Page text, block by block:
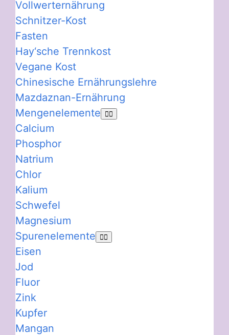
Vollwerternährung
Schnitzer-Kost
Fasten
Hay‘sche Trennkost
Vegane Kost
Chinesische Ernährungslehre
Mazdaznan-Ernährung
Mengenelemente
Calcium
Phosphor
Natrium
Chlor
Kalium
Schwefel
Magnesium
Spurenelemente
Eisen
Jod
Fluor
Zink
Kupfer
Mangan